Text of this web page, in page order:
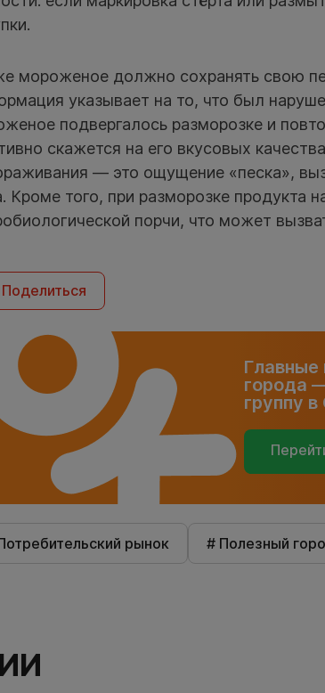
мороженое должно сохранять свою
указывает на то, что был
подвергалось разморозке и
скажется на его вкусовых
— это ощущение «песка»,
Кроме того, при разморозке продукта
порчи, что может
Поделиться
Главные
города
группу
рынок # Полезный